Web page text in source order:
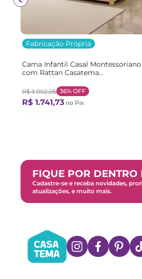
Fabricação Própria
Cama Infantil Casal
com Rattan Casatema
R$ 3.002,05 36% OFF
R$ 1.741,73 no Pix
FIQUE POR
Cadastre-se e receba novidades,
atualizações, e muito mais.